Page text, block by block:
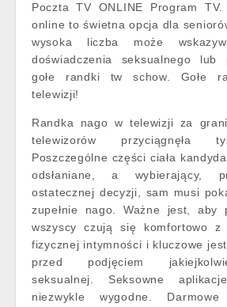
Poczta TV ONLINE Program
online to świetna opcja dla
wysoka liczba może
doświadczenia seksualnego lub
gołe randki tw schow. Gołe
telewizji!
Randka nago w telewizji za
telewizorów przyciągnęła
Poszczególne części ciała
odsłaniane, a wybierający,
ostatecznej decyzji, sam musi
zupełnie nago. Ważne jest, aby
wszyscy czują się komfortowo z
fizycznej intymności i kluczowe
przed podjęciem
seksualnej. Seksowne
niezwykle wygodne.